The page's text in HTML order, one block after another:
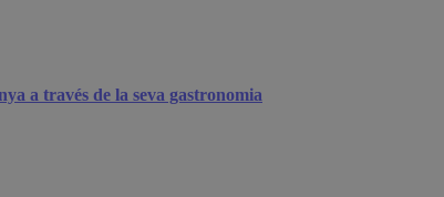
a través de la seva gastronomia